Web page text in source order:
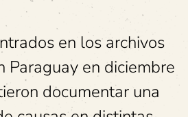
en los archivos
Paraguay en diciembre
documentar una